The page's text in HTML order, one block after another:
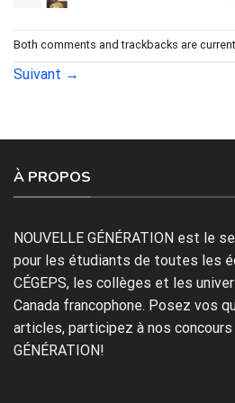
Both comments and trackbacks are
Suivant →
À PROPOS
NOUVELLE GÉNÉRATION est le
pour les étudiants de toutes les
CÉGEPS, les collèges et les
Canada francophone. Posez vos
articles, participez à nos concours
GÉNÉRATION!